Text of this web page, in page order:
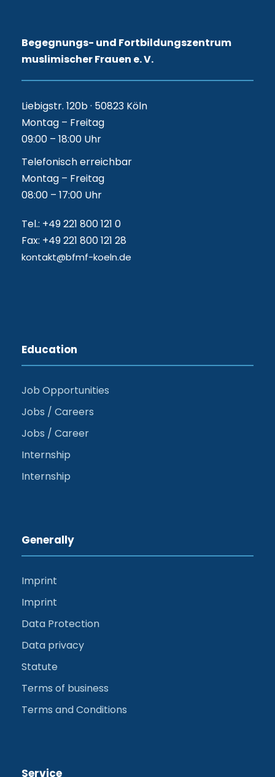
Begegnungs- und Fortbildungszentrum
muslimischer Frauen e. V.
Liebigstr. 120b · 50823 Köln
Montag – Freitag
09:00 – 18:00 Uhr
Telefonisch erreichbar
Montag – Freitag
08:00 – 17:00 Uhr
Tel.: +49 221 800 121 0
Fax: +49 221 800 121 28
kontakt@bfmf-koeln.de
Education
Job Opportunities
Jobs / Careers
Jobs / Career
Internship
Internship
Generally
Imprint
Imprint
Data Protection
Data privacy
Statute
Terms of business
Terms and Conditions
Service